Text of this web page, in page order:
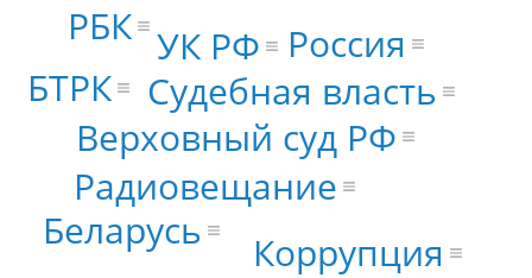
Верховный суд РФ
Судебная власть
Радиовещание
Россия
Беларусь
УК РФ
Коррупция
РБК
БТРК